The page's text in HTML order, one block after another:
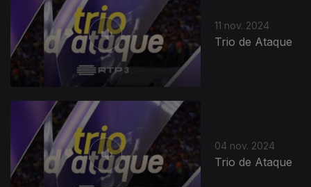
11 nov. 2024
Trio de Ataque
04 nov. 2024
Trio de Ataque